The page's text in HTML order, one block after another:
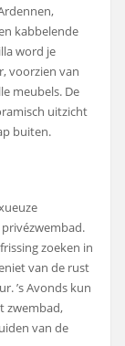
kabbelende
word je
voorzien van
meubels. De
uitzicht
buiten.
zoeken in
van de rust
’s Avonds kun
zwembad,
van de